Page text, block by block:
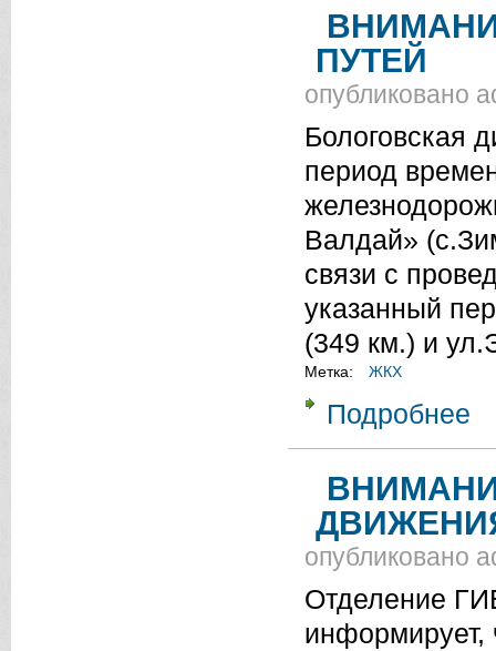
ПУТЕЙ
опубликовано
Бологовская
период
Валдай»
связи с
указанный
(349 км.) и
Метка: ЖКХ
Подробнее
опубликовано
Отделение
информирует,